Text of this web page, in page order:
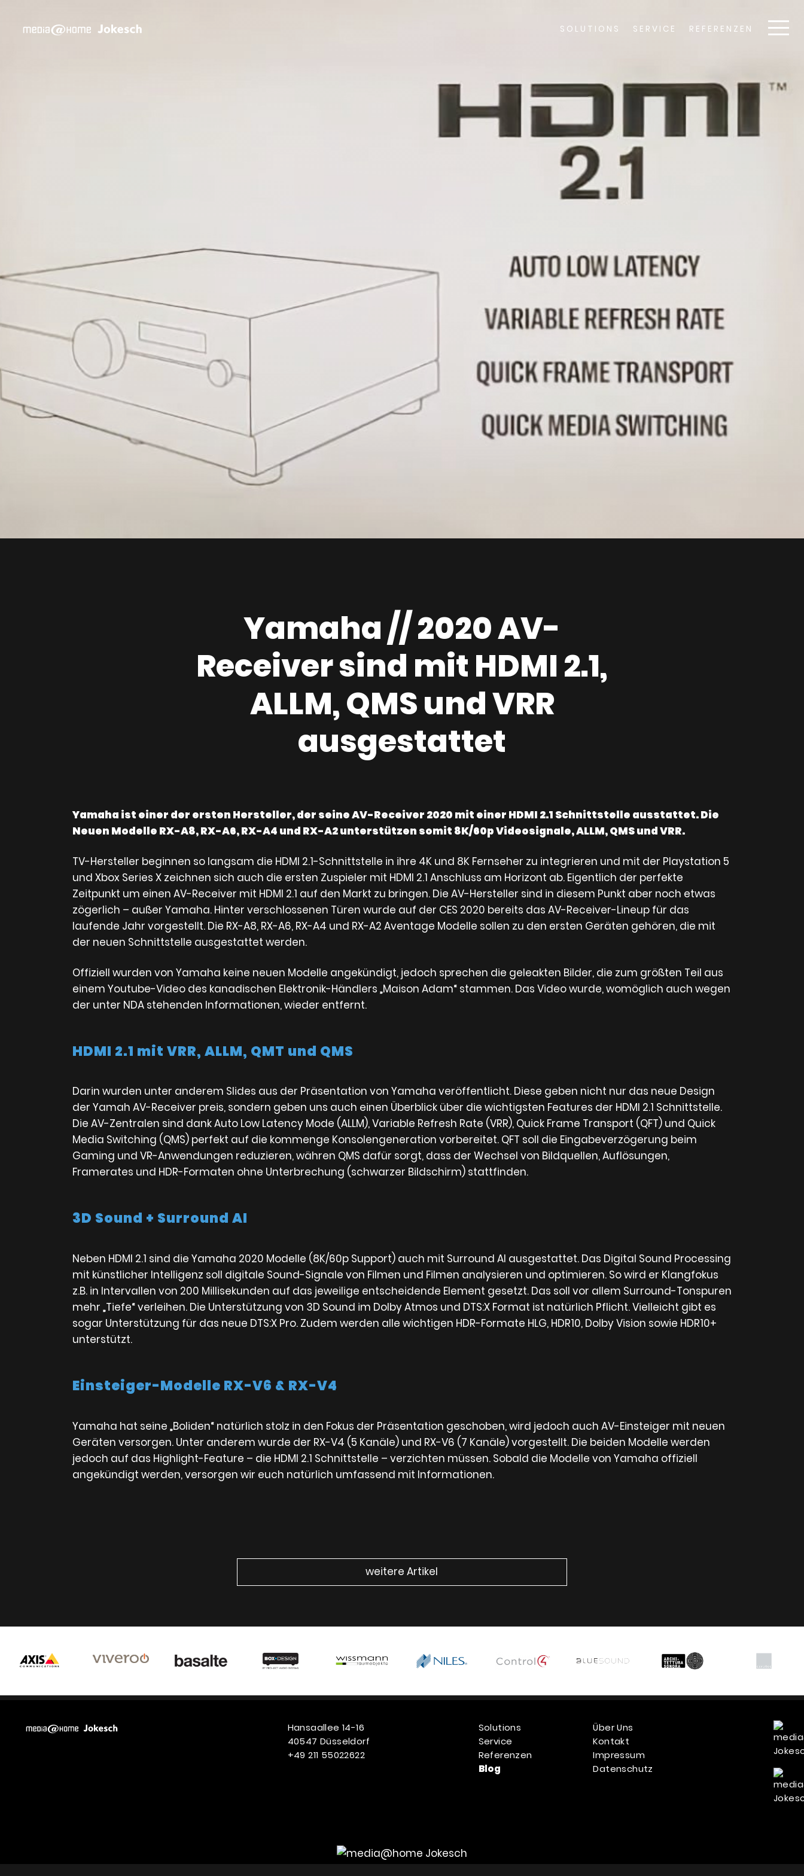
SOLUTIONS SERVICE REFERENZEN
Yamaha // 2020 AV-
Receiver sind mit HDMI 2.1,
ALLM, QMS und VRR
ausgestattet
Yamaha ist einer der ersten Hersteller, der seine AV-Receiver 2020 mit einer HDMI 2.1 Schnittstelle ausstattet. Die
Neuen Modelle RX-A8, RX-A6, RX-A4 und RX-A2 unterstützen somit 8K/60p Videosignale, ALLM, QMS und VRR.
TV-Hersteller beginnen so langsam die HDMI 2.1-Schnittstelle in ihre 4K und 8K Fernseher zu integrieren und mit der Playstation 5
und Xbox Series X zeichnen sich auch die ersten Zuspieler mit HDMI 2.1 Anschluss am Horizont ab. Eigentlich der perfekte
Zeitpunkt um einen AV-Receiver mit HDMI 2.1 auf den Markt zu bringen. Die AV-Hersteller sind in diesem Punkt aber noch etwas
zögerlich – außer Yamaha. Hinter verschlossenen Türen wurde auf der CES 2020 bereits das AV-Receiver-Lineup für das
laufende Jahr vorgestellt. Die RX-A8, RX-A6, RX-A4 und RX-A2 Aventage Modelle sollen zu den ersten Geräten gehören, die mit
der neuen Schnittstelle ausgestattet werden.
Offiziell wurden von Yamaha keine neuen Modelle angekündigt, jedoch sprechen die geleakten Bilder, die zum größten Teil aus
einem Youtube-Video des kanadischen Elektronik-Händlers „Maison Adam“ stammen. Das Video wurde, womöglich auch wegen
der unter NDA stehenden Informationen, wieder entfernt.
HDMI 2.1 mit VRR, ALLM, QMT und QMS
Darin wurden unter anderem Slides aus der Präsentation von Yamaha veröffentlicht. Diese geben nicht nur das neue Design
der Yamah AV-Receiver preis, sondern geben uns auch einen Überblick über die wichtigsten Features der HDMI 2.1 Schnittstelle.
Die AV-Zentralen sind dank Auto Low Latency Mode (ALLM), Variable Refresh Rate (VRR), Quick Frame Transport (QFT) und Quick
Media Switching (QMS) perfekt auf die kommenge Konsolengeneration vorbereitet. QFT soll die Eingabeverzögerung beim
Gaming und VR-Anwendungen reduzieren, währen QMS dafür sorgt, dass der Wechsel von Bildquellen, Auflösungen,
Framerates und HDR-Formaten ohne Unterbrechung (schwarzer Bildschirm) stattfinden.
3D Sound + Surround AI
Neben HDMI 2.1 sind die Yamaha 2020 Modelle (8K/60p Support) auch mit Surround AI ausgestattet. Das Digital Sound Processing
mit künstlicher Intelligenz soll digitale Sound-Signale von Filmen und Filmen analysieren und optimieren. So wird er Klangfokus
z.B. in Intervallen von 200 Millisekunden auf das jeweilige entscheidende Element gesetzt. Das soll vor allem Surround-Tonspuren
mehr „Tiefe“ verleihen. Die Unterstützung von 3D Sound im Dolby Atmos und DTS:X Format ist natürlich Pflicht. Vielleicht gibt es
sogar Unterstützung für das neue DTS:X Pro. Zudem werden alle wichtigen HDR-Formate HLG, HDR10, Dolby Vision sowie HDR10+
unterstützt.
Einsteiger-Modelle RX-V6 & RX-V4
Yamaha hat seine „Boliden“ natürlich stolz in den Fokus der Präsentation geschoben, wird jedoch auch AV-Einsteiger mit neuen
Geräten versorgen. Unter anderem wurde der RX-V4 (5 Kanäle) und RX-V6 (7 Kanäle) vorgestellt. Die beiden Modelle werden
jedoch auf das Highlight-Feature – die HDMI 2.1 Schnittstelle – verzichten müssen. Sobald die Modelle von Yamaha offiziell
angekündigt werden, versorgen wir euch natürlich umfassend mit Informationen.
weitere Artikel
Hansaallee 14-16
40547 Düsseldorf
+49 211 55022622
Solutions
Service
Referenzen
Blog
Über Uns
Kontakt
Impressum
Datenschutz